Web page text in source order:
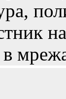
в